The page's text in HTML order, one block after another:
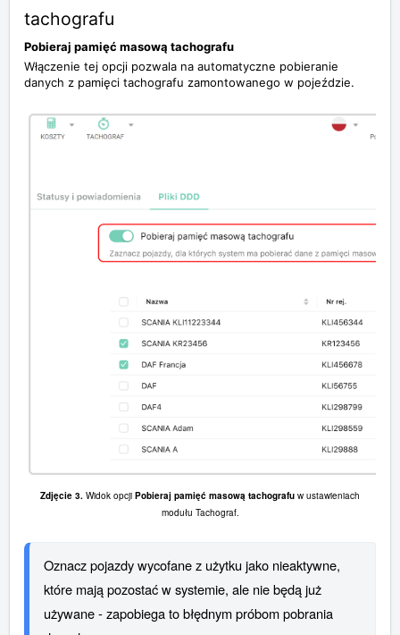
tachografu
Pobieraj pamięć masową tachografu
Włączenie tej opcji pozwala na automatyczne pobieranie
danych z pamięci tachografu zamontowanego w pojeździe.
Zdjęcie 3. Widok opcji Pobieraj pamięć masową tachografu w ustawieniach
modułu Tachograf.
Oznacz pojazdy wycofane z użytku jako nieaktywne,
które mają pozostać w systemie, ale nie będą już
używane - zapobiega to błędnym próbom pobrania